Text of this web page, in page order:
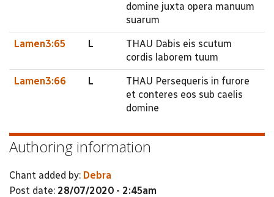
domine juxta opera manuum
suarum
Lamen3:65 L
THAU Dabis eis scutum
cordis laborem tuum
Lamen3:66 L
THAU Persequeris in furore
et conteres eos sub caelis
domine
Authoring information
Chant added by: Debra
Post date: 28/07/2020 - 2:45am